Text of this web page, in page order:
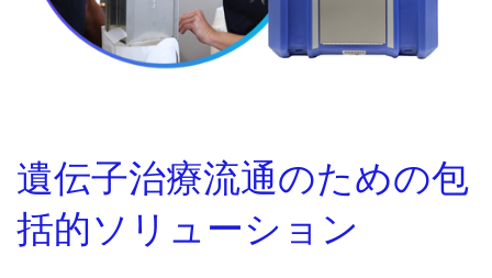
遺伝子治療流通のための包
括的ソリューション